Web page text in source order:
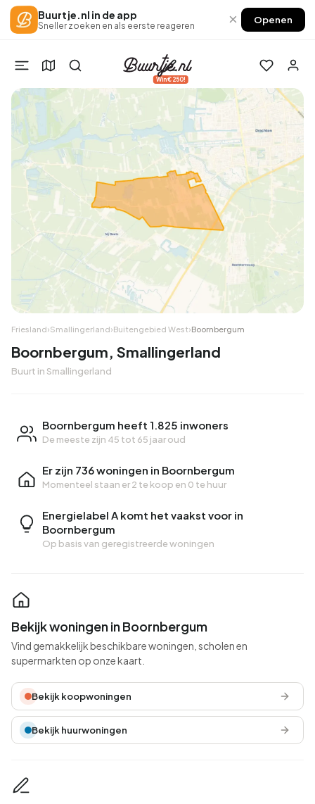
Buurtje.nl in de app
Sneller zoeken en als eerste reageren × Openen
Win €250!
Friesland›Smallingerland›Buitengebied West›Boornbergum
Boornbergum, Smallingerland
Buurt in Smallingerland
Boornbergum heeft 1.825 inwoners
De meeste zijn 45 tot 65 jaar oud
Er zijn 736 woningen in Boornbergum
Momenteel staan er2 te koop en 0 te huur
Energielabel A komt het vaakst voor in
Boornbergum
Op basis van geregistreerde woningen
Bekijk woningen in Boornbergum
Vind gemakkelijk beschikbare woningen, scholen en
supermarkten op onze kaart.
Bekijk koopwoningen
Bekijk huurwoningen